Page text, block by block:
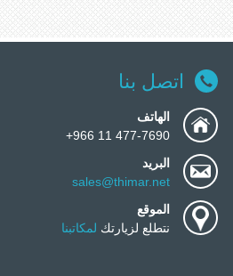
اتصل بنا
الهاتف
477-7690 11 966+
البريد
sales@thimar.net
الموقع
نتطلع لزيارتك لمكاتبنا